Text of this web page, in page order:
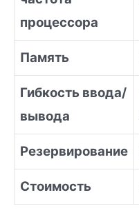
процессора
Память
Гибкость ввода/
вывода
Резервирование
Стоимость